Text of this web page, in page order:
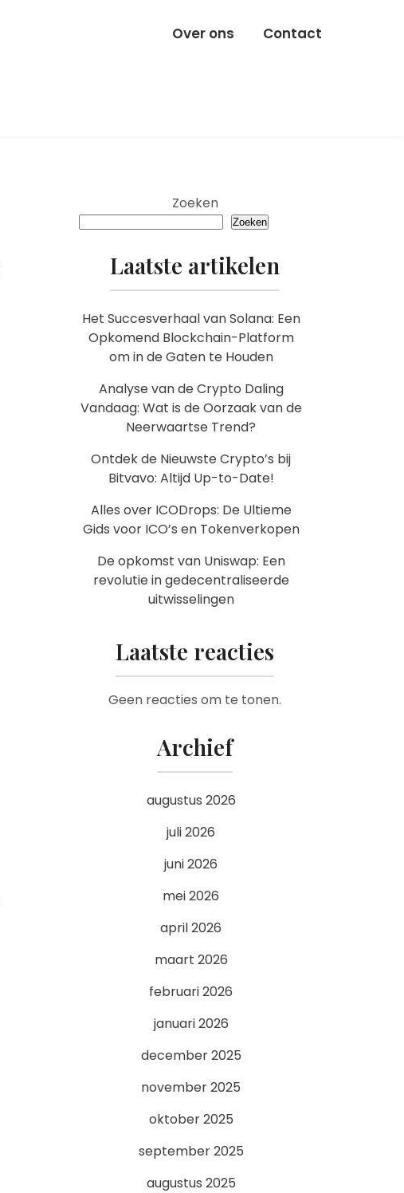
Over ons Contact
Zoeken
Zoeken
Laatste artikelen
Het Succesverhaal van Solana: Een
Opkomend Blockchain-Platform
om in de Gaten te Houden
Analyse van de Crypto Daling
Vandaag: Wat is de Oorzaak van de
Neerwaartse Trend?
Ontdek de Nieuwste Crypto’s bij
Bitvavo: Altijd Up-to-Date!
Alles over ICODrops: De Ultieme
Gids voor ICO’s en Tokenverkopen
De opkomst van Uniswap: Een
revolutie in gedecentraliseerde
uitwisselingen
Laatste reacties
Geen reacties om te tonen.
Archief
augustus 2026
juli 2026
juni 2026
mei 2026
april 2026
maart 2026
februari 2026
januari 2026
december 2025
november 2025
oktober 2025
september 2025
augustus 2025